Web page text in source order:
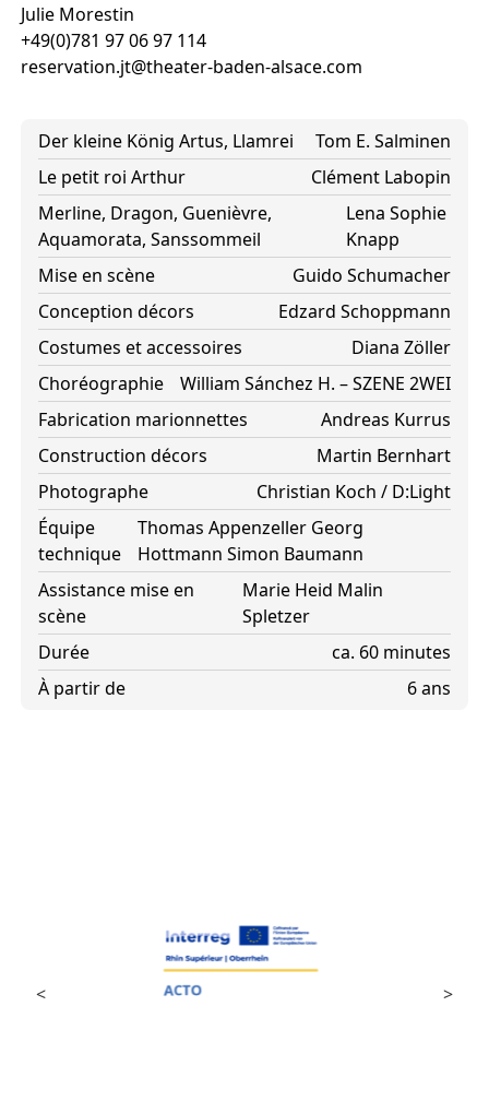
Julie Morestin
+49(0)781 97 06 97 114
reservation.jt@theater-baden-alsace.com
Der kleine König Artus, Llamrei
Tom E. Salminen
Le petit roi Arthur
Clément Labopin
Merline, Dragon, Guenièvre,
Aquamorata, Sanssommeil
Lena Sophie
Knapp
Mise en scène
Guido Schumacher
Conception décors
Edzard Schoppmann
Costumes et accessoires
Diana Zöller
Choréographie
William Sánchez H. – SZENE 2WEI
Fabrication marionnettes
Andreas Kurrus
Construction décors
Martin Bernhart
Photographe
Christian Koch / D:Light
Équipe
technique
Thomas Appenzeller Georg
Hottmann Simon Baumann
Assistance mise en
scène
Marie Heid Malin
Spletzer
Durée
ca. 60 minutes
À partir de
6 ans
< >